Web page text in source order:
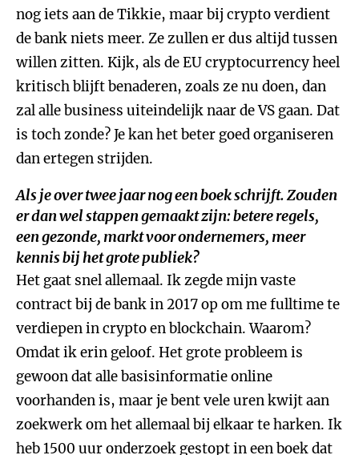
nog iets aan de Tikkie, maar bij crypto verdient
de bank niets meer. Ze zullen er dus altijd tussen
willen zitten. Kijk, als de EU cryptocurrency heel
kritisch blijft benaderen, zoals ze nu doen, dan
zal alle business uiteindelijk naar de VS gaan. Dat
is toch zonde? Je kan het beter goed organiseren
dan ertegen strijden.
Als je over twee jaar nog een boek schrijft. Zouden
er dan wel stappen gemaakt zijn: betere regels,
een gezonde, markt voor ondernemers, meer
kennis bij het grote publiek?
Het gaat snel allemaal. Ik zegde mijn vaste
contract bij de bank in 2017 op om me fulltime te
verdiepen in crypto en blockchain. Waarom?
Omdat ik erin geloof. Het grote probleem is
gewoon dat alle basisinformatie online
voorhanden is, maar je bent vele uren kwijt aan
zoekwerk om het allemaal bij elkaar te harken. Ik
heb 1500 uur onderzoek gestopt in een boek dat